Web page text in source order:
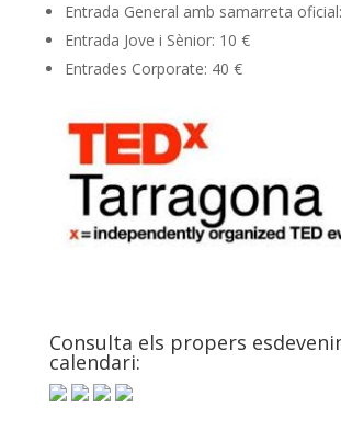
Entrada General amb samarreta
Entrada Jove i Sènior: 10 €
Entrades Corporate: 40 €
Consulta els propers
calendari: